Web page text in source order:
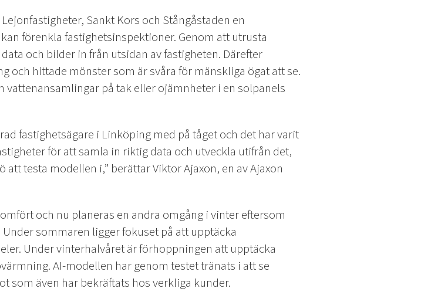
Sankt Kors och Stångåstaden en
förenkla fastighetsinspektioner. Genom att utrusta
och bilder in från utsidan av fastigheten. Därefter
och hittade mönster som är svåra för mänskliga ögat att se.
vattenansamlingar på tak eller ojämnheter i en solpanels
fastighetsägare i Linköping med på tåget och det har varit
för att samla in riktig data och utveckla utifrån det,
testa modellen i,” berättar Viktor Ajaxon, en av Ajaxon
och nu planeras en andra omgång i vinter eftersom
sommaren ligger fokuset på att upptäcka
Under vinterhalvåret är förhoppningen att upptäcka
AI-modellen har genom testet tränats i att se
som även har bekräftats hos verkliga kunder.